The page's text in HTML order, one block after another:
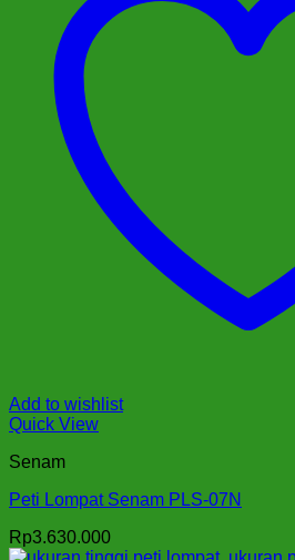
Add to wishlist
Quick View
Senam
Peti Lompat Senam PLS-07N
Rp3.630.000